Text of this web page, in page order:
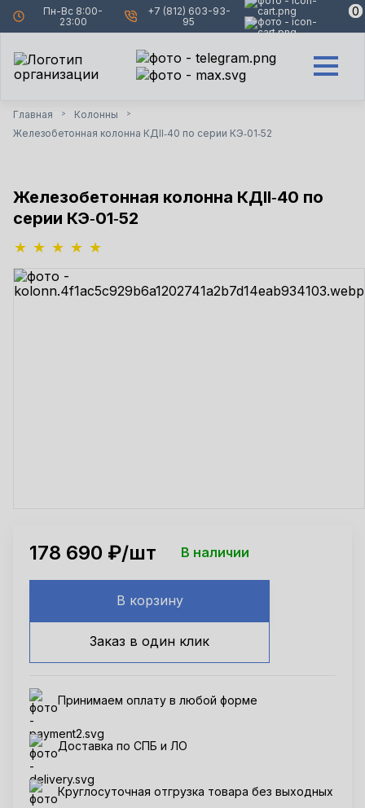
Пн-Вс 8:00-
23:00
+7 (812) 603-93-
95
0
0
Главная > Колонны >
Железобетонная колонна КДII‑40 по серии КЭ‑01‑52
Железобетонная колонна КДII‑40 по
серии КЭ‑01‑52
178 690 ₽/шт В наличии
В корзину
Заказ в один клик
Принимаем оплату в любой форме
Доставка по СПБ и ЛО
Круглосуточная отгрузка товара без выходных